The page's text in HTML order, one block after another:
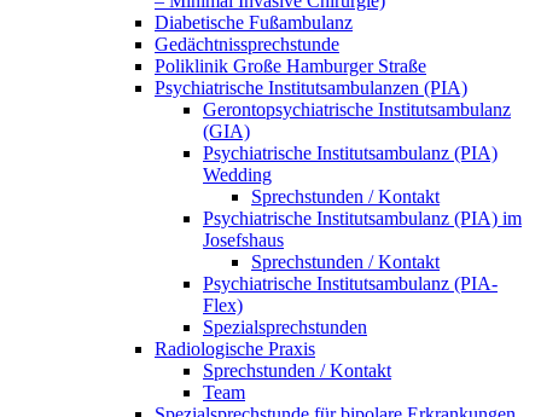
Diabetische Fußambulanz
Gedächtnissprechstunde
Poliklinik Große Hamburger Straße
Psychiatrische Institutsambulanzen (PIA)
Gerontopsychiatrische Institutsambulanz
(GIA)
Psychiatrische Institutsambulanz (PIA)
Wedding
Sprechstunden / Kontakt
Psychiatrische Institutsambulanz (PIA) im
Josefshaus
Sprechstunden / Kontakt
Psychiatrische Institutsambulanz (PIA-
Flex)
Spezialsprechstunden
Radiologische Praxis
Sprechstunden / Kontakt
Team